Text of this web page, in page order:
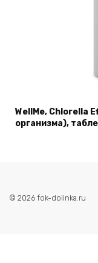
WellMe, Chlorella
организма),
© 2026 fok-dolinka.ru